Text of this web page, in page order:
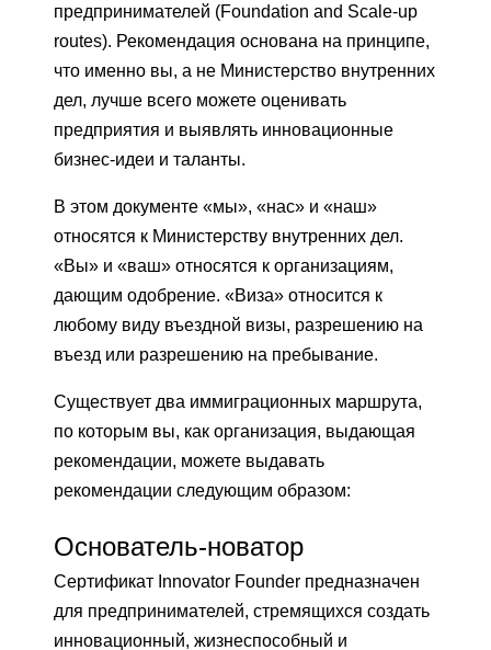
предпринимателей (Foundation and Scale-up
routes). Рекомендация основана на принципе,
что именно вы, а не Министерство внутренних
дел, лучше всего можете оценивать
предприятия и выявлять инновационные
бизнес-идеи и таланты.
В этом документе «мы», «нас» и «наш»
относятся к Министерству внутренних дел.
«Вы» и «ваш» относятся к организациям,
дающим одобрение. «Виза» относится к
любому виду въездной визы, разрешению на
въезд или разрешению на пребывание.
Существует два иммиграционных маршрута,
по которым вы, как организация, выдающая
рекомендации, можете выдавать
рекомендации следующим образом:
Основатель-новатор
Сертификат Innovator Founder предназначен
для предпринимателей, стремящихся создать
инновационный, жизнеспособный и